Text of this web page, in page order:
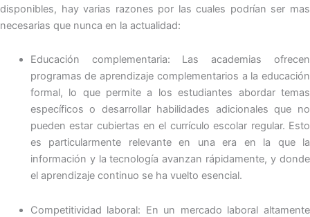
disponibles, hay varias razones por las cuales podrían ser mas
necesarias que nunca en la actualidad:
Educación complementaria: Las academias ofrecen
programas de aprendizaje complementarios a la educación
formal, lo que permite a los estudiantes abordar temas
específicos o desarrollar habilidades adicionales que no
pueden estar cubiertas en el currículo escolar regular. Esto
es particularmente relevante en una era en la que la
información y la tecnología avanzan rápidamente, y donde
el aprendizaje continuo se ha vuelto esencial.
Competitividad laboral: En un mercado laboral altamente